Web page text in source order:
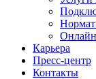
Онлайн
Карьера
Пресс-центр
Контакты